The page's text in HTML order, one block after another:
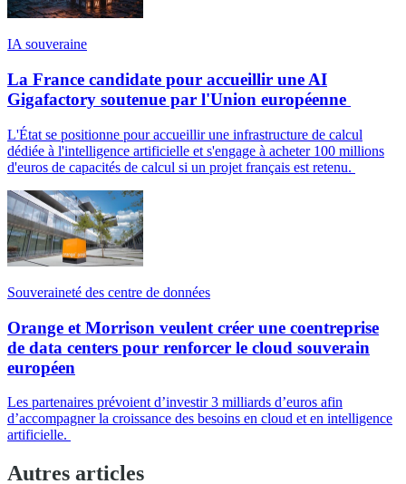
IA souveraine
La France candidate pour accueillir une AI
Gigafactory soutenue par l'Union européenne
L'État se positionne pour accueillir une infrastructure de calcul
dédiée à l'intelligence artificielle et s'engage à acheter 100 millions
d'euros de capacités de calcul si un projet français est retenu.
Souveraineté des centre de données
Orange et Morrison veulent créer une coentreprise
de data centers pour renforcer le cloud souverain
européen
Les partenaires prévoient d’investir 3 milliards d’euros afin
d’accompagner la croissance des besoins en cloud et en intelligence
artificielle.
Autres articles